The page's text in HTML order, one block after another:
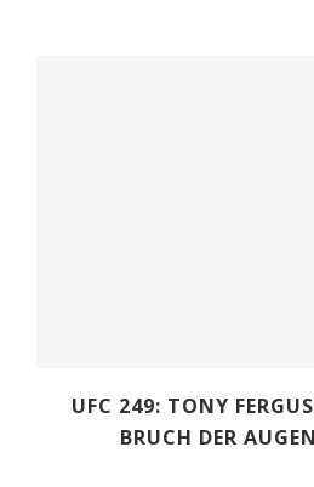
UFC 249: TONY
BRUCH DER